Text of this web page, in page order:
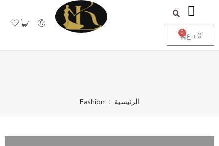
جاهز لاستقبال طلباتكم
0 د.ع 0
الرئيسية Fashion